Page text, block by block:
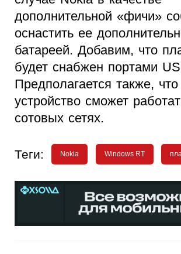
дополнительной «фичи»
оснастить ее
батареей. Добавим, что
будет снабжен портами
Предполагается также, что
устройство сможет
сотовых сетях.
Теги: Nokia Windows RT